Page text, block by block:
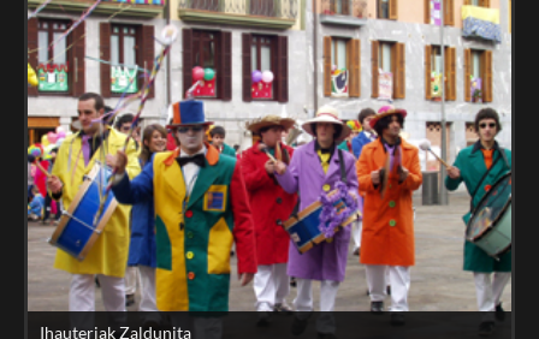
Ihauteriak Zaldunita